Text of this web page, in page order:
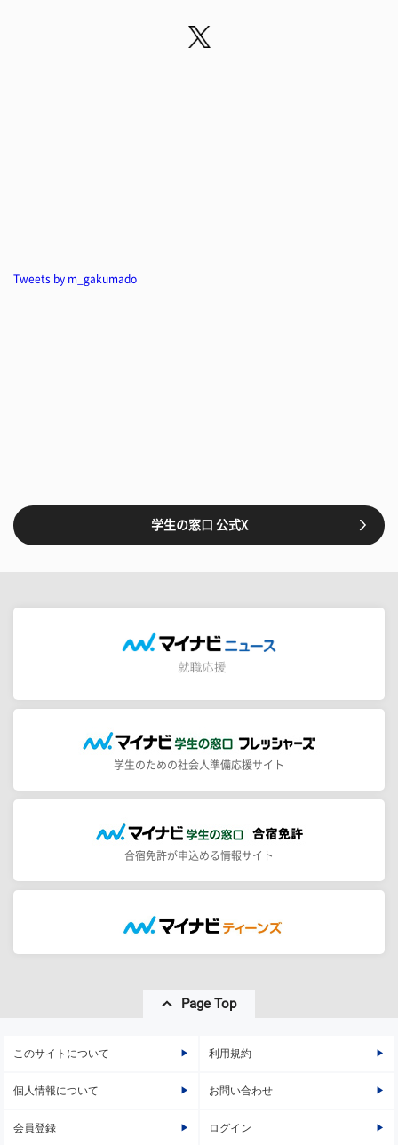
Tweets by m_gakumado
学生の窓口 公式X
学生のための社会人準備応援サイト
合宿免許が申込める情報サイト
Page Top
このサイトについて 利用規約
個人情報について お問い合わせ
会員登録 ログイン